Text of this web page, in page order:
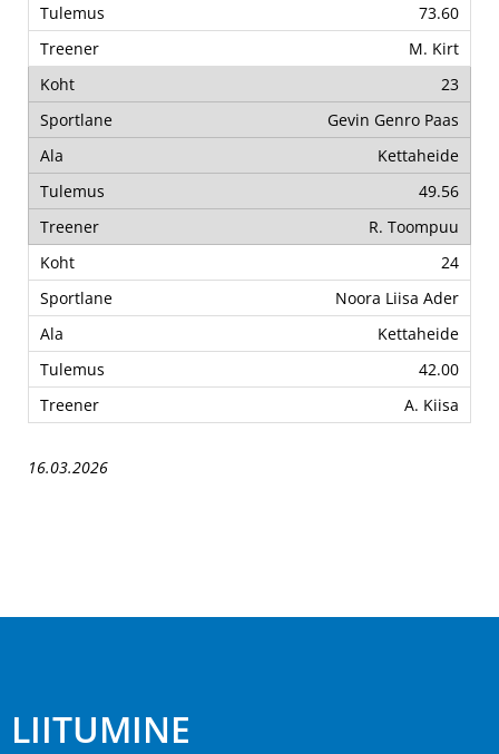
73.60
M. Kirt
23
Gevin Genro Paas
Kettaheide
49.56
R. Toompuu
24
Noora Liisa Ader
Kettaheide
42.00
A. Kiisa
16.03.2026
LIITUMINE